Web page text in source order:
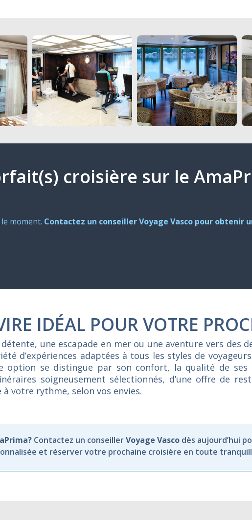
croisière sur le
moment. Contactez un conseiller Voyage Vasco pour obtenir
IDÉAL POUR VOTRE
une escapade en mer ou une aventure vers des
d’expériences adaptées à tous les styles de
option se distingue par son confort, la qualité de
soigneusement sélectionnés, d’une offre de
votre rythme, selon vos envies.
Contactez un conseillerVoyage Vascodès aujourd’hui
et réserver votre prochaine croisière en toute